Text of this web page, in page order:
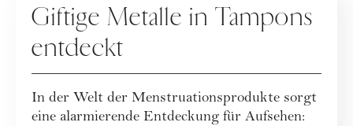
Giftige Metalle in Tampons
entdeckt
In der Welt der Menstruationsprodukte sorgt
eine alarmierende Entdeckung für Aufsehen: